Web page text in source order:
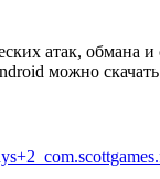
атак, обмана и
можно